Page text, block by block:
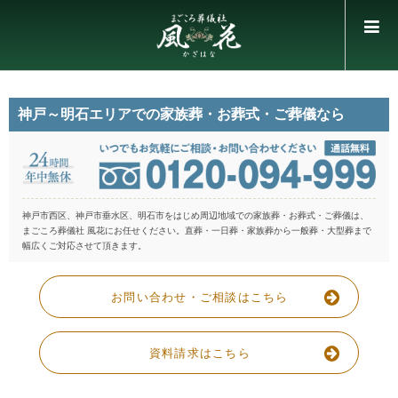
神戸～明石エリアでの家族葬・お葬式・ご葬儀なら
神戸市西区、神戸市垂水区、明石市をはじめ周辺地域での家族葬・お葬式・ご葬儀は、
まごころ葬儀社 風花にお任せください。 直葬・一日葬・家族葬から一般葬・大型葬まで
幅広くご対応させて頂きます。
お問い合わせ・ご相談はこちら
資料請求はこちら